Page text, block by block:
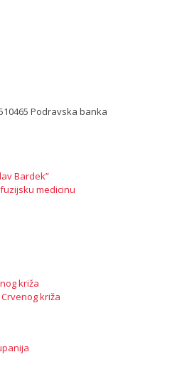
Podravska banka
Bardek”
medicinu
križa
križa